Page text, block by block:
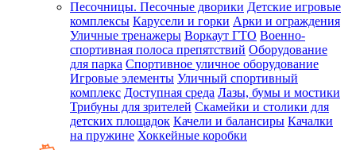
Песочницы. Песочные дворики Детские игровые
комплексы Карусели и горки Арки и ограждения
Уличные тренажеры Воркаут ГТО Военно-
спортивная полоса препятствий Оборудование
для парка Спортивное уличное оборудование
Игровые элементы Уличный спортивный
комплекс Доступная среда Лазы, бумы и мостики
Трибуны для зрителей Скамейки и столики для
детских площадок Качели и балансиры Качалки
на пружине Хоккейные коробки